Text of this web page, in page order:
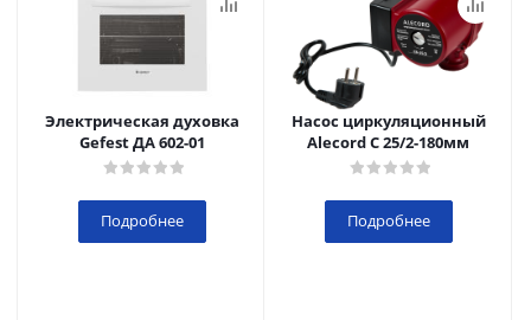
Электрическая духовка
Gefest ДА 602-01
Подробнее
Насос циркуляционный
Alecord C 25/2-180мм
Подробнее